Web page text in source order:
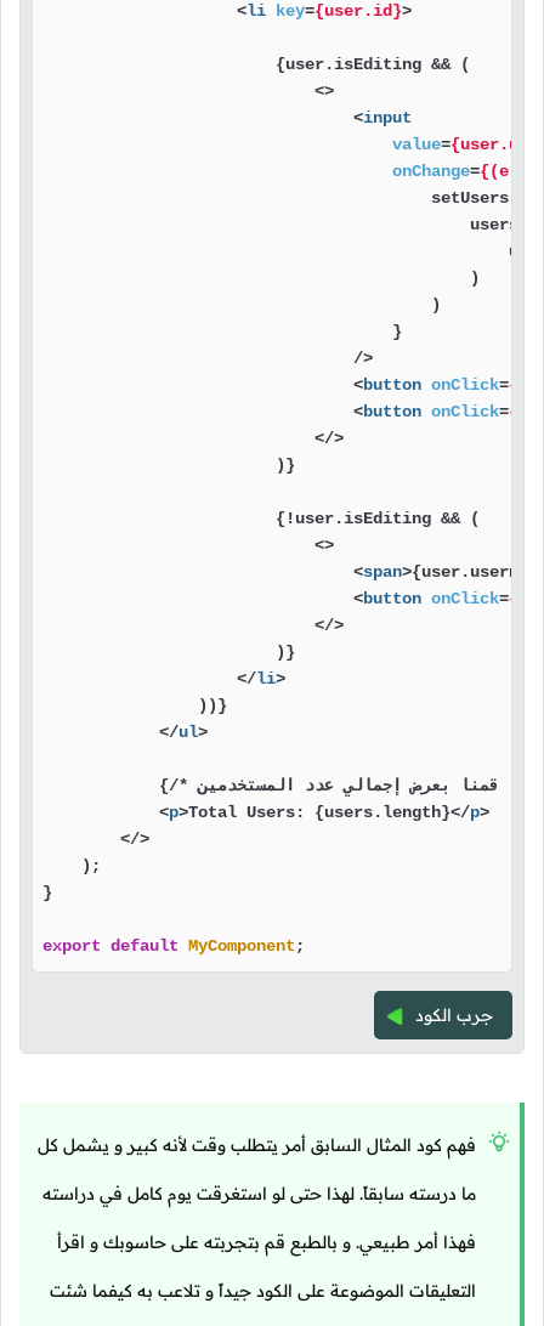
<li key={user.id}>
                        {user.isEditing && (
<>
<input
value=
onChange={(e)
                                        setUsers(
                                            )
                                        )
                                    }
                                />
<button onClick={()
<button onClick={()
</>
                        )}
                        {!user.isEditing && (
<>
<span>
<button onClick={()
</>
                        )}
</li>
                ))}
</ul>
            {/* هنا قمنا بعرض إجمالي عدد المستخدمين */}
<p>Total Users: {users.length}</p>
</>
    );
}
export default MyComponent ;
جرب الكود
فهم كود المثال السابق أمر يتطلب وقت لأنه كبير و يشمل كل
ما درسته سابقاً. لهذا حتى لو استغرقت يوم كامل في دراسته
فهذا أمر طبيعي. و بالطبع قم بتجربته على حاسوبك و اقرأ
التعليقات الموضوعة على الكود جيداً و تلاعب به كيفما شئت